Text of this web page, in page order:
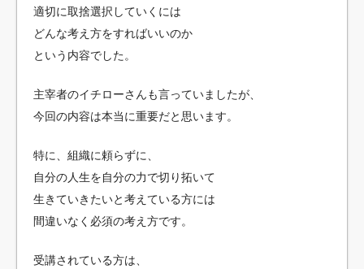
適切に取捨選択していくには
どんな考え方をすればいいのか
という内容でした。
主宰者のイチローさんも言っていましたが、
今回の内容は本当に重要だと思います。
特に、組織に頼らずに、
自分の人生を自分の力で切り拓いて
生きていきたいと考えている方には
間違いなく必須の考え方です。
受講されている方は、